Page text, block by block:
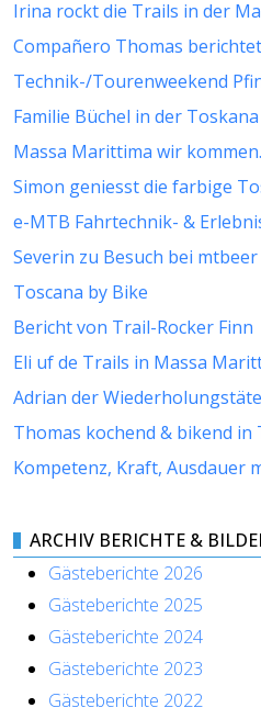
Irina rockt die Trails in der
Compañero Thomas berichtet
Technik-/Tourenweekend
Familie Büchel in der Toskana
Massa Marittima wir
Simon geniesst die farbige
e-MTB Fahrtechnik- &
Severin zu Besuch bei mtbeer
Toscana by Bike
Bericht von Trail-Rocker Finn
Eli uf de Trails in Massa
Adrian der
Thomas kochend & bikend in
Kompetenz, Kraft, Ausdauer
ARCHIV BERICHTE &
Gästeberichte 2026
Gästeberichte 2025
Gästeberichte 2024
Gästeberichte 2023
Gästeberichte 2022